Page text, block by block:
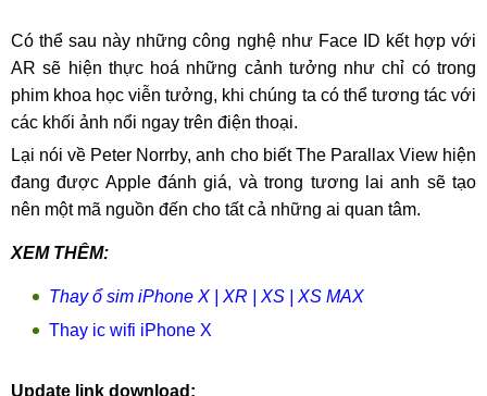
Có thể sau này những công nghệ như Face ID kết hợp với
AR sẽ hiện thực hoá những cảnh tưởng như chỉ có trong
phim khoa học viễn tưởng, khi chúng ta có thể tương tác với
các khối ảnh nổi ngay trên điện thoại.
Lại nói về Peter Norrby, anh cho biết The Parallax View hiện
đang được Apple đánh giá, và trong tương lai anh sẽ tạo
nên một mã nguồn đến cho tất cả những ai quan tâm.
XEM THÊM:
Thay ổ sim iPhone X | XR | XS | XS MAX
Thay ic wifi iPhone X
Update link download: